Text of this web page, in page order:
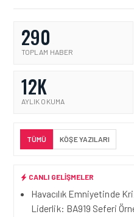
290
TOPLAM HABER
12K
AYLIK OKUMA
TÜMÜ KÖŞE YAZILARI
CANLI GELIŞMELER
Havacılık Emniyetinde
Liderlik: BA919 Seferi